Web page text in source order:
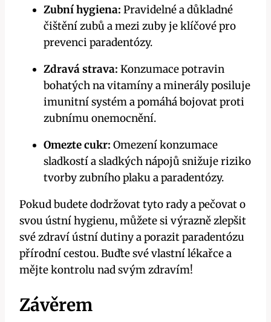
Zubní hygiena: Pravidelné a důkladné
čištění zubů a mezi zuby je klíčové pro
prevenci paradentózy.
Zdravá strava: Konzumace potravin
bohatých na vitamíny a minerály posiluje
imunitní systém a pomáhá bojovat proti
zubnímu onemocnění.
Omezte cukr: Omezení konzumace
sladkostí a sladkých nápojů snižuje riziko
tvorby zubního plaku a paradentózy.
Pokud budete dodržovat tyto rady a pečovat o
svou ústní hygienu, můžete si výrazně zlepšit
své zdraví ústní dutiny a porazit paradentózu
přírodní cestou. Buďte své vlastní lékařce a
mějte kontrolu nad svým zdravím!
Závěrem